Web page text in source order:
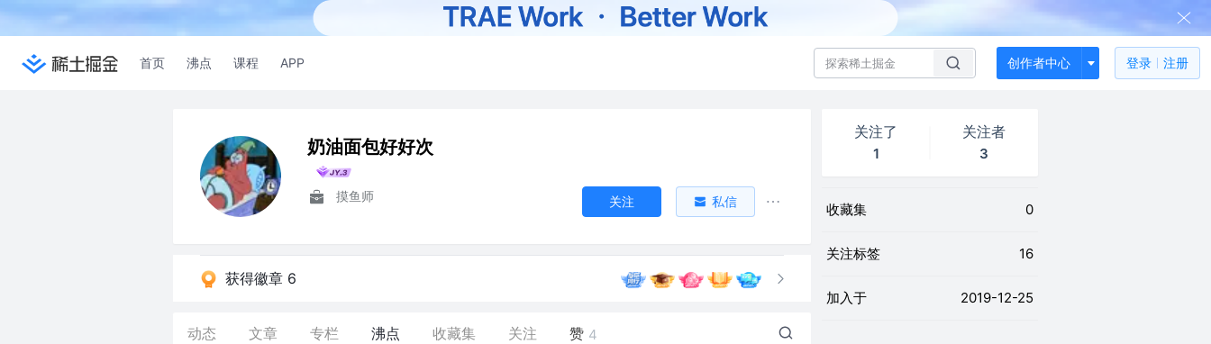
首页 沸点 课程 APP 创作者中心 登录 注册
奶油面包好好次
摸鱼师 关注 私信
获得徽章 6
动态 文章 专栏 沸点 收藏集 关注 赞 4
关注了
1
关注者
3
收藏集 0
关注标签 16
加入于 2019-12-25